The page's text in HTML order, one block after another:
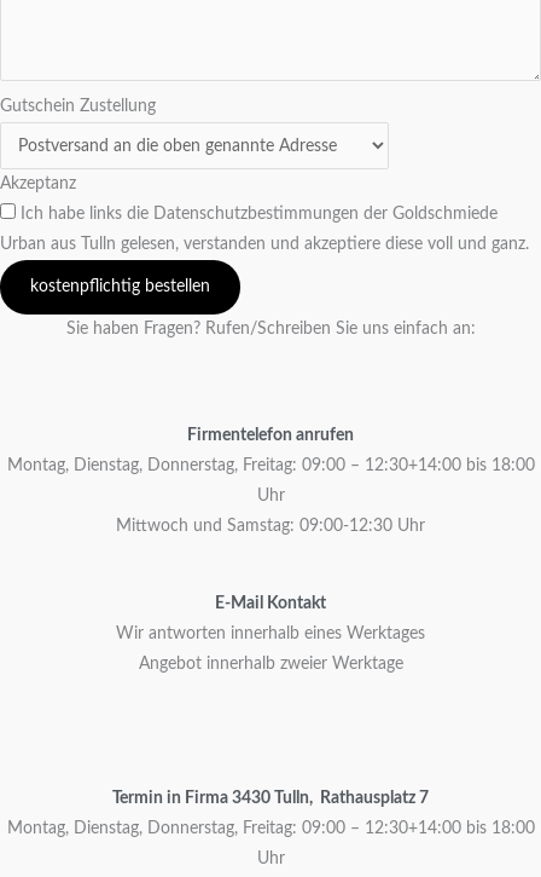
Gutschein Zustellung
Akzeptanz
Ich habe links die Datenschutzbestimmungen der Goldschmiede
Urban aus Tulln gelesen, verstanden und akzeptiere diese voll und ganz.
kostenpflichtig bestellen
Sie haben Fragen? Rufen/Schreiben Sie uns einfach an:
Firmentelefon anrufen
Montag, Dienstag, Donnerstag, Freitag: 09:00 – 12:30+14:00 bis 18:00
Uhr
Mittwoch und Samstag: 09:00-12:30 Uhr
E-Mail Kontakt
Wir antworten innerhalb eines Werktages
Angebot innerhalb zweier Werktage
Termin in Firma 3430 Tulln, Rathausplatz 7
Montag, Dienstag, Donnerstag, Freitag: 09:00 – 12:30+14:00 bis 18:00
Uhr